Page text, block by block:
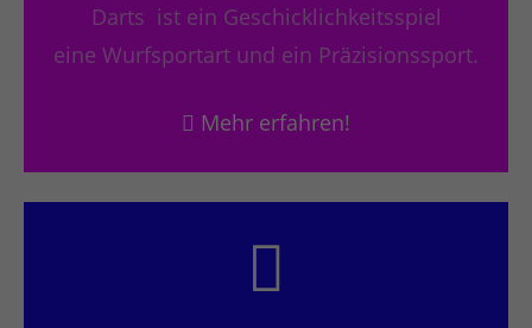
Darts ist ein Geschicklichkeitsspiel
eine Wurfsportart und ein Präzisionssport.
Mehr erfahren!